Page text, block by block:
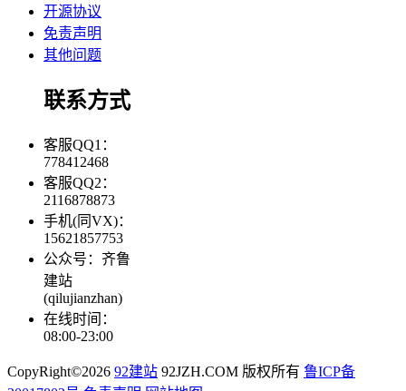
开源协议
免责声明
其他问题
联系方式
客服QQ1：
778412468
客服QQ2：
2116878873
手机(同VX)：
15621857753
公众号：齐鲁
建站
(qilujianzhan)
在线时间：
08:00-23:00
CopyRight©2026 92建站 92JZH.COM 版权所有 鲁ICP备